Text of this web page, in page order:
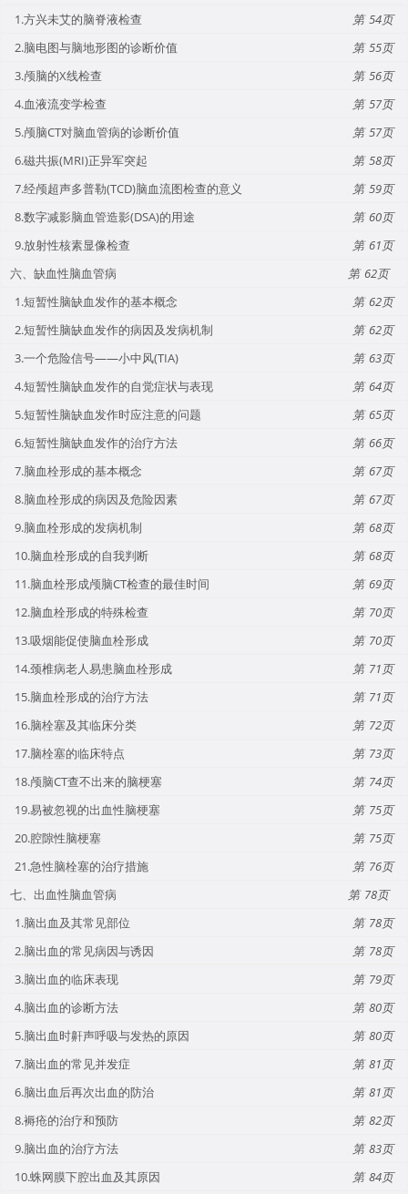
1.方兴未艾的脑脊液检查
54
2.脑电图与脑地形图的诊断价值
55
3.颅脑的X线检查
56
4.血液流变学检查
57
5.颅脑CT对脑血管病的诊断价值
57
6.磁共振(MRI)正异军突起
58
7.经颅超声多普勒(TCD)脑血流图检查的意义
59
8.数字减影脑血管造影(DSA)的用途
60
9.放射性核素显像检查
61
六、缺血性脑血管病
62
1.短暂性脑缺血发作的基本概念
62
2.短暂性脑缺血发作的病因及发病机制
62
3.一个危险信号——小中风(TIA)
63
4.短暂性脑缺血发作的自觉症状与表现
64
5.短暂性脑缺血发作时应注意的问题
65
6.短暂性脑缺血发作的治疗方法
66
7.脑血栓形成的基本概念
67
8.脑血栓形成的病因及危险因素
67
9.脑血栓形成的发病机制
68
10.脑血栓形成的自我判断
68
11.脑血栓形成颅脑CT检查的最佳时间
69
12.脑血栓形成的特殊检查
70
13.吸烟能促使脑血栓形成
70
14.颈椎病老人易患脑血栓形成
71
15.脑血栓形成的治疗方法
71
16.脑栓塞及其临床分类
72
17.脑栓塞的临床特点
73
18.颅脑CT查不出来的脑梗塞
74
19.易被忽视的出血性脑梗塞
75
20.腔隙性脑梗塞
75
21.急性脑栓塞的治疗措施
76
七、出血性脑血管病
78
1.脑出血及其常见部位
78
2.脑出血的常见病因与诱因
78
3.脑出血的临床表现
79
4.脑出血的诊断方法
80
5.脑出血时鼾声呼吸与发热的原因
80
7.脑出血的常见并发症
81
6.脑出血后再次出血的防治
81
8.褥疮的治疗和预防
82
9.脑出血的治疗方法
83
10.蛛网膜下腔出血及其原因
84